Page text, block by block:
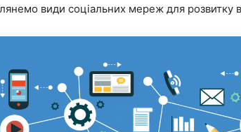
види соціальних мереж для розвитку